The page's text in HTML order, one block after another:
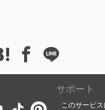
サポート
このサービ